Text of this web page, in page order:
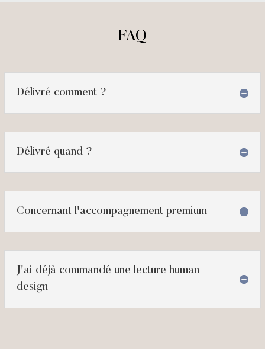
FAQ
Délivré comment ?
Délivré quand ?
Concernant l'accompagnement premium
J'ai déjà commandé une lecture human
design